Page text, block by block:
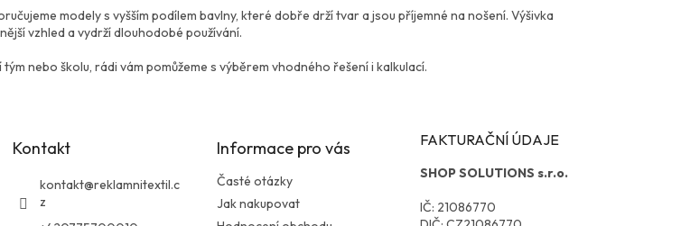
s
u
modely s vyšším podílem bavlny, které dobře drží tvar a jsou příjemné na nošení. Výšivka
vzhled a vydrží dlouhodobé používání.
nebo školu, rádi vám pomůžeme s výběrem vhodného řešení i kalkulací.
Kontakt
kontakt@reklamnitextil.c
z
Informace pro vás
Časté otázky
Jak nakupovat
FAKTURAČNÍ ÚDAJE
SHOP SOLUTIONS s.r.o.
IČ: 21086770